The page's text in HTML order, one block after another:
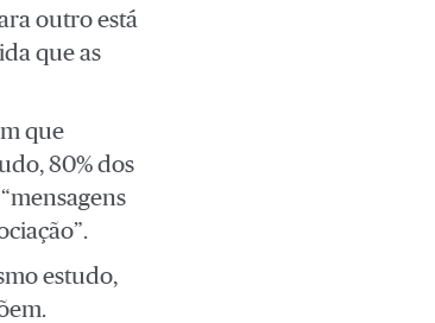
outro está
que as
que
80% dos
estudo,